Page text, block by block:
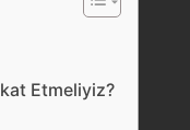
Etmeliyiz?